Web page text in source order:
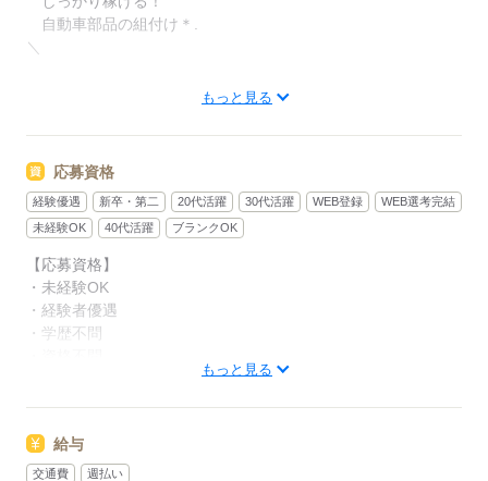
自動車部品の組付け＊.
＼
小型自動車用の
金属部品を組付けるお仕事！
途中まで組まれた金属部品に
複数の部品をさらに組付けます。
その後、次の工程に
流していけば作業完了！
金属部品を扱いますが
台車などの道具を利用して
また、2交替制勤務と残業時間で
しっかり稼ぐことができます★彡
もっと見る
応募資格
経験優遇 新卒・第二 20代活躍 30代活躍 WEB登録
WEB選考完結
未経験OK
40代活躍 ブランクOK
【応募資格】
・未経験OK
・経験者優遇
・学歴不問
【福利厚生】
もっと見る
給与
交通費 週払い